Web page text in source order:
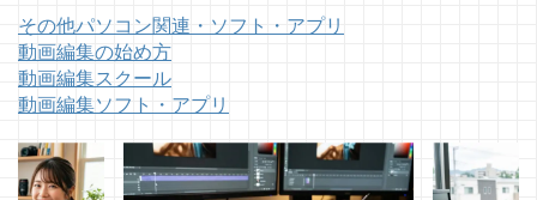
その他パソコン関連・ソフト・アプリ
動画編集の始め方
動画編集スクール
動画編集ソフト・アプリ